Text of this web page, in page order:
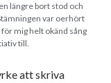
längre bort stod och
var oerhört
mig helt okänd sång
till.
att skriva